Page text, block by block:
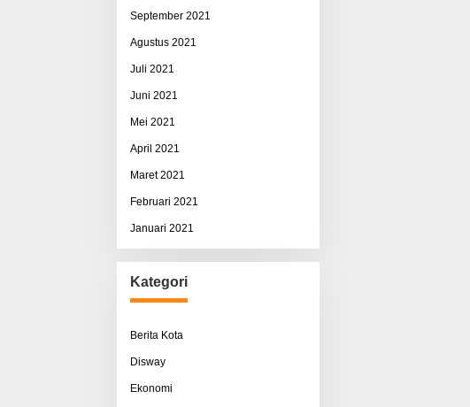
September 2021
Agustus 2021
Juli 2021
Juni 2021
Mei 2021
April 2021
Maret 2021
Februari 2021
Januari 2021
Kategori
Berita Kota
Disway
Ekonomi